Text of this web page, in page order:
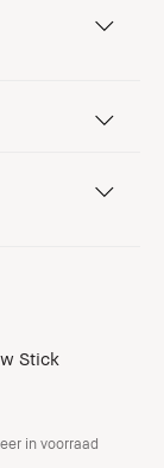
Stick
in voorraad